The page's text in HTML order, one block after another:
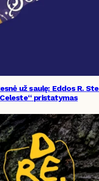
už saulę: Eddos R.
pristatymas